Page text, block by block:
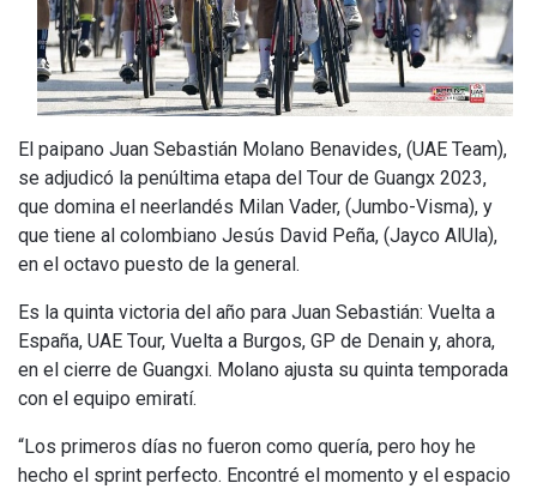
El paipano Juan Sebastián Molano Benavides, (UAE Team),
se adjudicó la penúltima etapa del Tour de Guangx 2023,
que domina el neerlandés Milan Vader, (Jumbo-Visma), y
que tiene al colombiano Jesús David Peña, (Jayco AlUla),
en el octavo puesto de la general.
Es la quinta victoria del año para Juan Sebastián: Vuelta a
España, UAE Tour, Vuelta a Burgos, GP de Denain y, ahora,
en el cierre de Guangxi. Molano ajusta su quinta temporada
con el equipo emiratí.
“Los primeros días no fueron como quería, pero hoy he
hecho el sprint perfecto. Encontré el momento y el espacio